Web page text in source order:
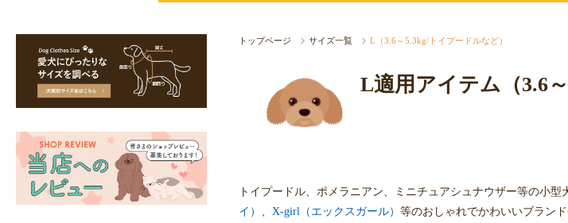
トップページ サイズ一覧 L（3.6～5.3kg/トイプードルなど）
L適用アイテム（3.6
トイプードル、ポメラニアン、ミニチュアシュナウザー等の小
イ） 、 X-girl（エックスガール） 等のおしゃれでかわいいブラン